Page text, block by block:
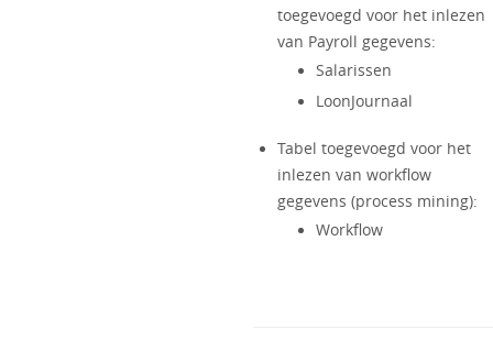
toegevoegd voor het inlezen
van Payroll gegevens:
Salarissen
LoonJournaal
Tabel toegevoegd voor het
inlezen van workflow
gegevens (process mining):
Workflow